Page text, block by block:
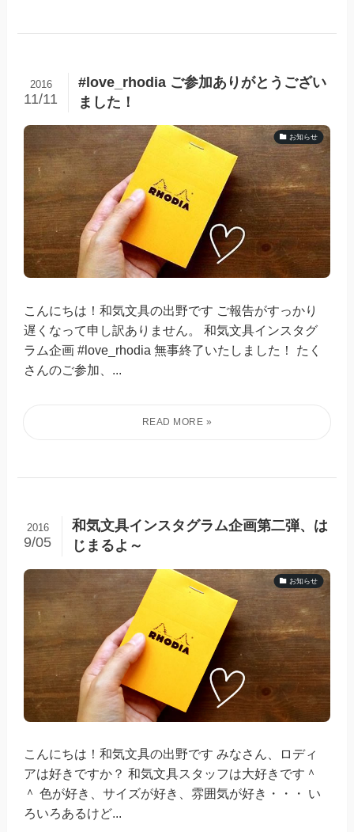
#love_rhodia ご参加ありがとうござい
ました！
2016
11/11
お知らせ
こんにちは！和気文具の出野です ご報告がすっかり
遅くなって申し訳ありません。 和気文具インスタグ
ラム企画 #love_rhodia 無事終了いたしました！ たく
さんのご参加、...
和気文具インスタグラム企画第二弾、は
じまるよ～
2016
9/05
お知らせ
こんにちは！和気文具の出野です みなさん、ロディ
アは好きですか？ 和気文具スタッフは大好きです＾
＾ 色が好き、サイズが好き、雰囲気が好き・・・ い
ろいろあるけど...